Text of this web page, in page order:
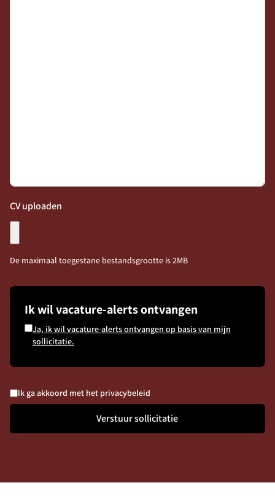
CV uploaden
De maximaal toegestane bestandsgrootte is 2MB
Ik wil vacature-alerts ontvangen
Ja, ik wil vacature-alerts ontvangen op basis van mijn
sollicitatie.
Verstuur sollicitatie
Ik ga akkoord met het privacybeleid
mailbox